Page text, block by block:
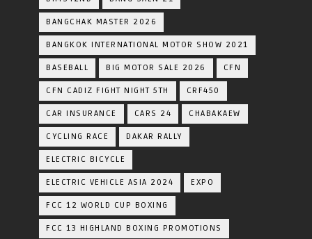
BANGCHAK MASTER 2026
BANGKOK INTERNATIONAL MOTOR SHOW 2021
BASEBALL BIG MOTOR SALE 2026 CFN
CFN CADIZ FIGHT NIGHT 5TH CRF450
CAR INSURANCE CARS 24 CHABAKAEW
CYCLING RACE DAKAR RALLY
ELECTRIC BICYCLE
ELECTRIC VEHICLE ASIA 2024 EXPO
FCC 12 WORLD CUP BOXING
FCC 13 HIGHLAND BOXING PROMOTIONS